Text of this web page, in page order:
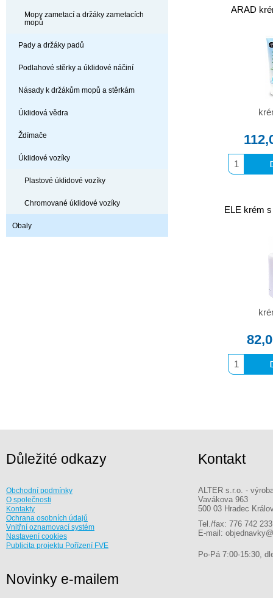
Mopy zametací a držáky zametacích
mopů
Pady a držáky padů
Podlahové stěrky a úklidové náčiní
Násady k držákům mopů a stěrkám
Úklidová vědra
Ždímače
Úklidové vozíky
Plastové úklidové vozíky
Chromované úklidové vozíky
Obaly
ARAD
ELE krém
Důležité odkazy
Obchodní podmínky
O společnosti
Kontakty
Ochrana osobních údajů
Vnitřní oznamovací systém
Nastavení cookies
Publicita projektu Pořízení FVE
Kontakt
ALTER s.r.o. -
Vavákova 963
500 03 Hradec
Tel./fax: 776 742 233
E-mail:
Po-Pá 7:00-15:30,
Novinky e-mailem